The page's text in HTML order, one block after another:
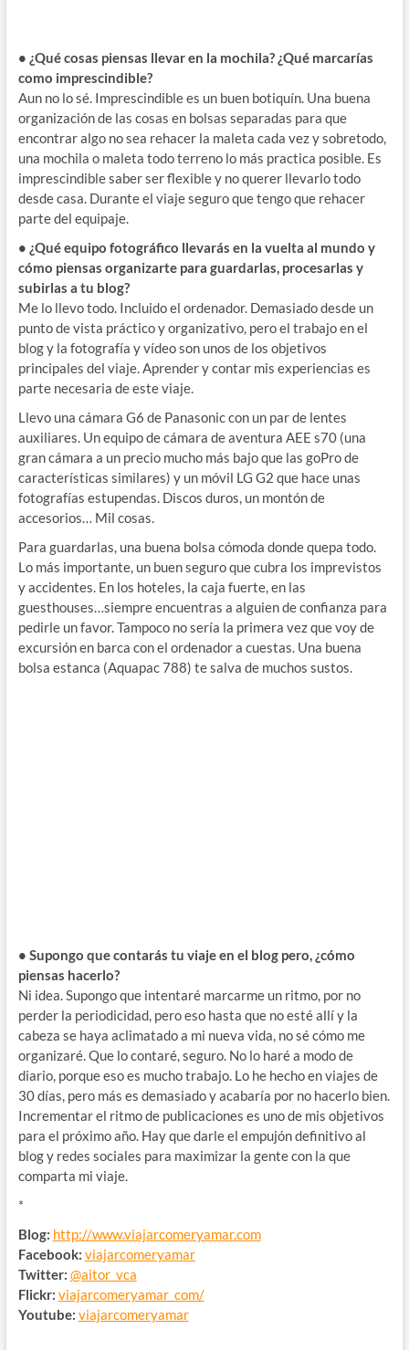
• ¿Qué cosas piensas llevar en la mochila? ¿Qué marcarías
como imprescindible?
Aun no lo sé. Imprescindible es un buen botiquín. Una buena
organización de las cosas en bolsas separadas para que
encontrar algo no sea rehacer la maleta cada vez y sobretodo,
una mochila o maleta todo terreno lo más practica posible. Es
imprescindible saber ser flexible y no querer llevarlo todo
desde casa. Durante el viaje seguro que tengo que rehacer
parte del equipaje.
• ¿Qué equipo fotográfico llevarás en la vuelta al mundo y
cómo piensas organizarte para guardarlas, procesarlas y
subirlas a tu blog?
Me lo llevo todo. Incluido el ordenador. Demasiado desde un
punto de vista práctico y organizativo, pero el trabajo en el
blog y la fotografía y vídeo son unos de los objetivos
principales del viaje. Aprender y contar mis experiencias es
parte necesaria de este viaje.
Llevo una cámara G6 de Panasonic con un par de lentes
auxiliares. Un equipo de cámara de aventura AEE s70 (una
gran cámara a un precio mucho más bajo que las goPro de
características similares) y un móvil LG G2 que hace unas
fotografías estupendas. Discos duros, un montón de
accesorios… Mil cosas.
Para guardarlas, una buena bolsa cómoda donde quepa todo.
Lo más importante, un buen seguro que cubra los imprevistos
y accidentes. En los hoteles, la caja fuerte, en las
guesthouses…siempre encuentras a alguien de confianza para
pedirle un favor. Tampoco no sería la primera vez que voy de
excursión en barca con el ordenador a cuestas. Una buena
bolsa estanca (Aquapac 788) te salva de muchos sustos.
• Supongo que contarás tu viaje en el blog pero, ¿cómo
piensas hacerlo?
Ni idea. Supongo que intentaré marcarme un ritmo, por no
perder la periodicidad, pero eso hasta que no esté allí y la
cabeza se haya aclimatado a mi nueva vida, no sé cómo me
organizaré. Que lo contaré, seguro. No lo haré a modo de
diario, porque eso es mucho trabajo. Lo he hecho en viajes de
30 días, pero más es demasiado y acabaría por no hacerlo bien.
Incrementar el ritmo de publicaciones es uno de mis objetivos
para el próximo año. Hay que darle el empujón definitivo al
blog y redes sociales para maximizar la gente con la que
comparta mi viaje.
*
Blog: http://www.viajarcomeryamar.com
Facebook: viajarcomeryamar
Twitter: @aitor_vca
Flickr: viajarcomeryamar_com/
Youtube: viajarcomeryamar